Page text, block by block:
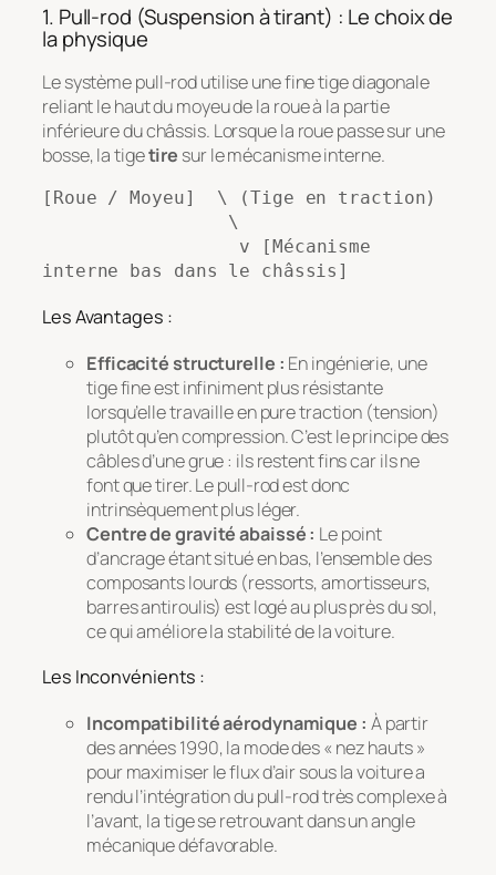
1. Pull-rod (Suspension à tirant) : Le choix de
la physique
Le système pull-rod utilise une fine tige diagonale
reliant le haut du moyeu de la roue à la partie
inférieure du châssis. Lorsque la roue passe sur une
bosse, la tigetire sur le mécanisme interne.
[Roue / Moyeu]  \ (Tige en traction)
Les Avantages :
Efficacité structurelle : En ingénierie, une
tige fine est infiniment plus résistante
lorsqu’elle travaille en pure traction (tension)
plutôt qu’en compression. C’est le principe des
câbles d’une grue : ils restent fins car ils ne
font que tirer. Le pull-rod est donc
intrinsèquement plus léger.
Centre de gravité abaissé : Le point
d’ancrage étant situé en bas, l’ensemble des
composants lourds (ressorts, amortisseurs,
barres antiroulis) est logé au plus près du sol,
ce qui améliore la stabilité de la voiture.
Les Inconvénients :
Incompatibilité aérodynamique : À partir
des années 1990, la mode des « nez hauts »
pour maximiser le flux d’air sous la voiture a
rendu l’intégration du pull-rod très complexe à
l’avant, la tige se retrouvant dans un angle
mécanique défavorable.